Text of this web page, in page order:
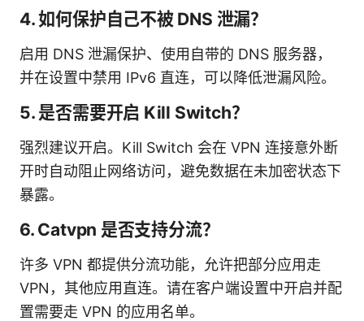
4. 如何保护自己不被 DNS 泄漏？
启用 DNS 泄漏保护、使用自带的 DNS 服务器，
并在设置中禁用 IPv6 直连，可以降低泄漏风险。
5. 是否需要开启 Kill Switch？
强烈建议开启。Kill Switch 会在 VPN 连接意外断
开时自动阻止网络访问，避免数据在未加密状态下
暴露。
6. Catvpn 是否支持分流？
许多 VPN 都提供分流功能，允许把部分应用走
VPN，其他应用直连。请在客户端设置中开启并配
置需要走 VPN 的应用名单。